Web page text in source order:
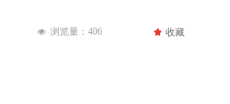
넶 浏览量： 406 끄 收藏